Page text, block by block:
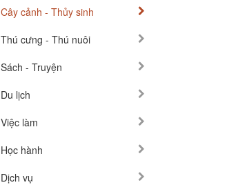
Cây cảnh - Thủy sinh
Thú cưng - Thú nuôi
Sách - Truyện
Du lịch
Việc làm
Học hành
Dịch vụ